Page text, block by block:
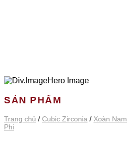
SẢN PHẨM
Trang chủ / Cubic Zirconia / Xoàn Nam
Phi